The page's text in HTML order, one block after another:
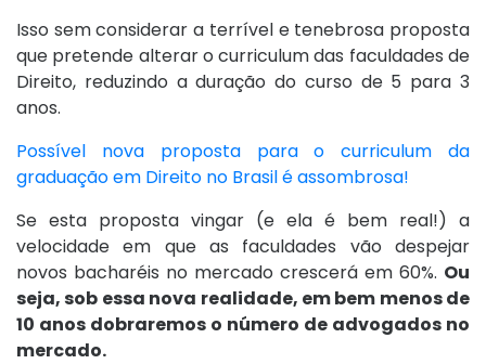
Isso sem considerar a terrível e tenebrosa proposta
que pretende alterar o curriculum das faculdades de
Direito, reduzindo a duração do curso de 5 para 3
anos.
Possível nova proposta para o curriculum da
graduação em Direito no Brasil é assombrosa!
Se esta proposta vingar (e ela é bem real!) a
velocidade em que as faculdades vão despejar
novos bacharéis no mercado crescerá em 60%. Ou
seja, sob essa nova realidade, em bem menos de
10 anos dobraremos o número de advogados no
mercado.